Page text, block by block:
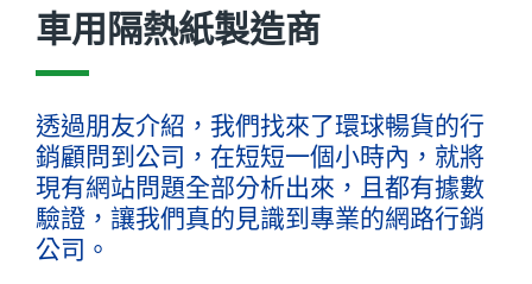
車用隔熱紙製造商
透過朋友介紹，我們找來了環球暢貨的行
銷顧問到公司，在短短一個小時內，就將
現有網站問題全部分析出來，且都有據數
驗證，讓我們真的見識到專業的網路行銷
公司。